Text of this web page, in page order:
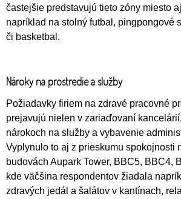
častejšie predstavujú tieto zóny miesto
napríklad na stolný futbal, pingpongové
či basketbal.
Nároky na prostredie a služby
Požiadavky firiem na zdravé pracovné
prejavujú nielen v zariaďovaní
nárokoch na služby a vybavenie
Vyplynulo to aj z prieskumu spokojnosti
budovách Aupark Tower, BBC5, BBC4,
kde väčšina respondentov žiadala
zdravých jedál a šalátov v kantínach,